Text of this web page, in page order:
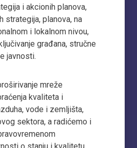
i akcionih planova,
strategija, planova, na
i lokalnom nivou,
građana, stručne
javnosti.
mreže
kvaliteta i
vode i zemljišta,
sektora, a radićemo i
o stanju i kvalitetu